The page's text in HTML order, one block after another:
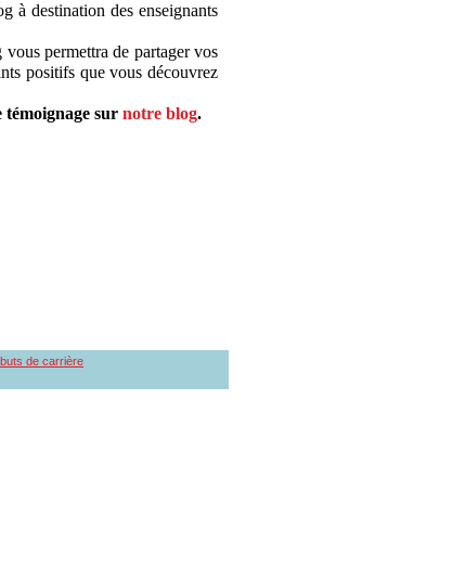
à destination des enseignants
permettra de partager vos
positifs que vous découvrez
témoignage sur notre blog.
de carrière